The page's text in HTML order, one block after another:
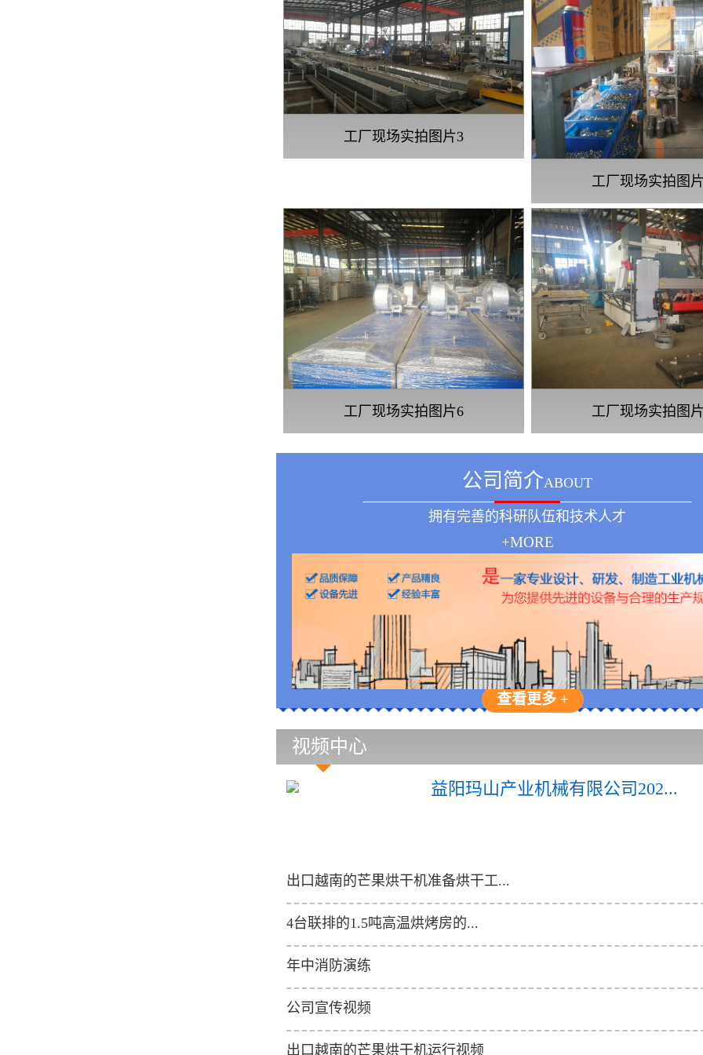
工厂现场实拍图片3
工厂现场实拍图
工厂现场实拍图片6 工厂现场实拍图
公司简介ABOUT
拥有完善的科研队伍和技术人才
+MORE
查看更多 +
视频中心
益阳玛山产业机械有限公司202...
出口越南的芒果烘干机准备烘干工...
4台联排的1.5吨高温烘烤房的...
年中消防演练
公司宣传视频
出口越南的芒果烘干机运行视频